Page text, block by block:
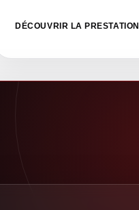
DÉCOUVRIR LA PRESTATION